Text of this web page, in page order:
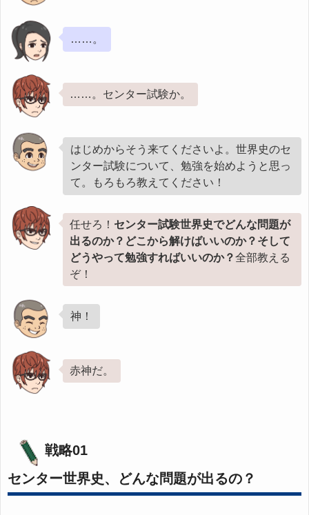
……。
……。センター試験か。
はじめからそう来てくださいよ。世界史のセ
ンター試験について、勉強を始めようと思っ
て。もろもろ教えてください！
任せろ！ センター試験世界史でどんな問題が
出るのか？どこから解けばいいのか？そして
どうやって勉強すればいいのか？全部教える
ぞ！
神！
赤神だ。
戦略01
センター世界史、どんな問題が出るの？